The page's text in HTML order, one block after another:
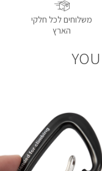
משלוחים לכל חלקי
הארץ